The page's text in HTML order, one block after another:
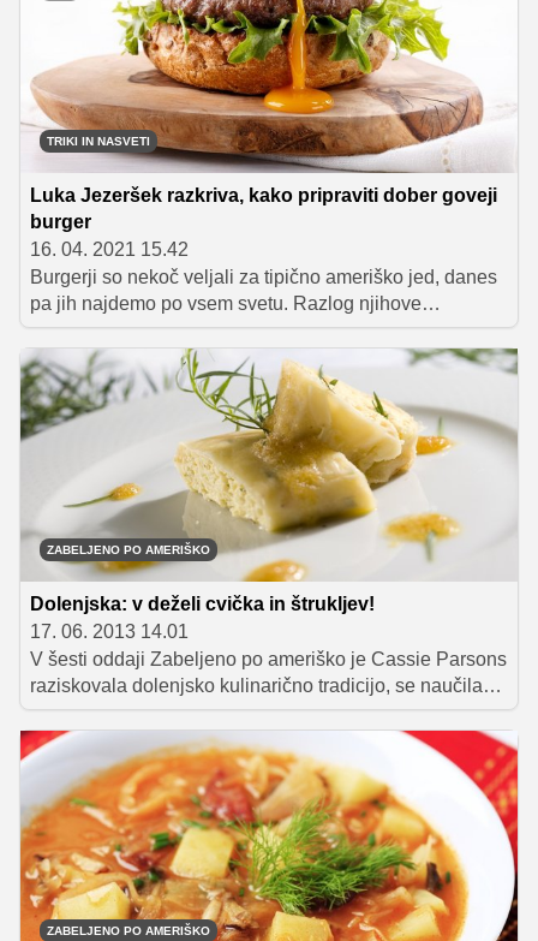
zabavah ne smejo manjkati, razkrili pa vam bomo tudi
nekaj odličnih receptov, s katerimi boste glavni temi
zabave približali tudi ponudbo hrane in pijače.
TRIKI IN NASVETI
Luka Jezeršek razkriva, kako pripraviti dober goveji
burger
16. 04. 2021 15.42
Burgerji so nekoč veljali za tipično ameriško jed, danes
pa jih najdemo po vsem svetu. Razlog njihove
priljubljenosti se poleg odličnega okusa skriva v dejstvu,
da je priprava zelo preprosta, osnovni recept pa
dopušča številne izpeljanke. Kaj je ključnega pomena
pri pripravi dobrega govejega burgerja, nam je razkril
kuharski mojster Luka Jezeršek.
ZABELJENO PO AMERIŠKO
Dolenjska: v deželi cvička in štrukljev!
17. 06. 2013 14.01
V šesti oddaji Zabeljeno po ameriško je Cassie Parsons
raziskovala dolenjsko kulinarično tradicijo, se naučila
priprave potice, se preizkusila v muharjenju in pletenju
košare ter seveda uživala v dobri hrani in pijači.
ZABELJENO PO AMERIŠKO